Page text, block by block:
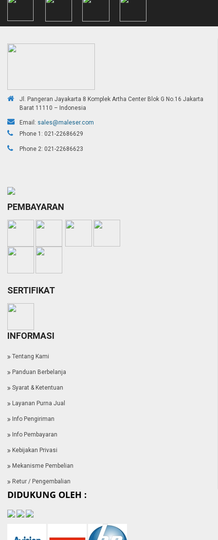
Jl. Pangeran Jayakarta 8 Komplek Artha Center Blok G No.16 Jakarta
Barat 11110 – Indonesia
Email: sales@maleser.com
Phone 1: 021-22686629
Phone 2: 021-22686623
PEMBAYARAN
SERTIFIKAT
INFORMASI
Tentang Kami
Panduan Berbelanja
Syarat & Ketentuan
Layanan Purna Jual
Info Pengiriman
Info Pembayaran
Kebijakan Privasi
Mekanisme Pembelian
Retur / Pengembalian
DIDUKUNG OLEH :